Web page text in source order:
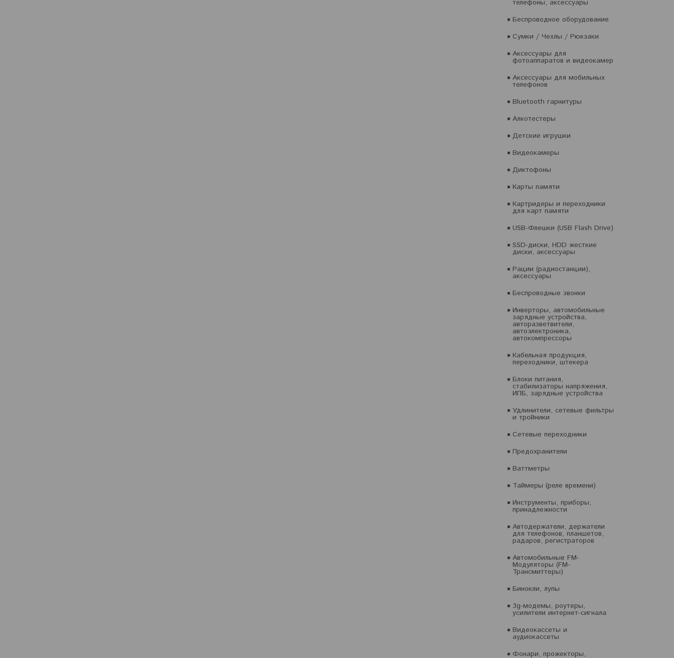
телефоны, аксессуары
Беспроводное оборудование
Сумки / Чехлы / Рюкзаки
Аксессуары для
фотоаппаратов и видеокамер
Аксессуары для мобильных
телефонов
Bluetooth гарнитуры
Алкотестеры
Детские игрушки
Видеокамеры
Диктофоны
Карты памяти
Картридеры и переходники
для карт памяти
USB-Флешки (USB Flash Drive)
SSD-диски, HDD жесткие
диски, аксессуары
Рации (радиостанции),
аксессуары
Беспроводные звонки
Инверторы, автомобильные
зарядные устройства,
авторазветвители,
автоэлектроника,
автокомпрессоры
Кабельная продукция,
переходники, штекера
Блоки питания,
стабилизаторы напряжения,
ИПБ, зарядные устройства
Удлинители, сетевые фильтры
и тройники
Сетевые переходники
Предохранители
Ваттметры
Таймеры (реле времени)
Инструменты, приборы,
принадлежности
Автодержатели, держатели
для телефонов, планшетов,
радаров, регистраторов
Автомобильные FM-
Модуляторы (FM-
Трансмиттеры)
Бинокли, лупы
3g-модемы, роутеры,
усилители интернет-сигнала
Видеокассеты и
аудиокассеты
Фонари, прожекторы,